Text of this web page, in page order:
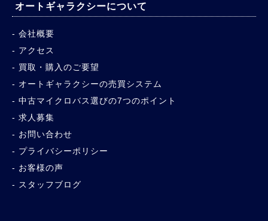
オートギャラクシーについて
会社概要
アクセス
買取・購入のご要望
オートギャラクシーの売買システム
中古マイクロバス選びの7つのポイント
求人募集
お問い合わせ
プライバシーポリシー
お客様の声
スタッフブログ